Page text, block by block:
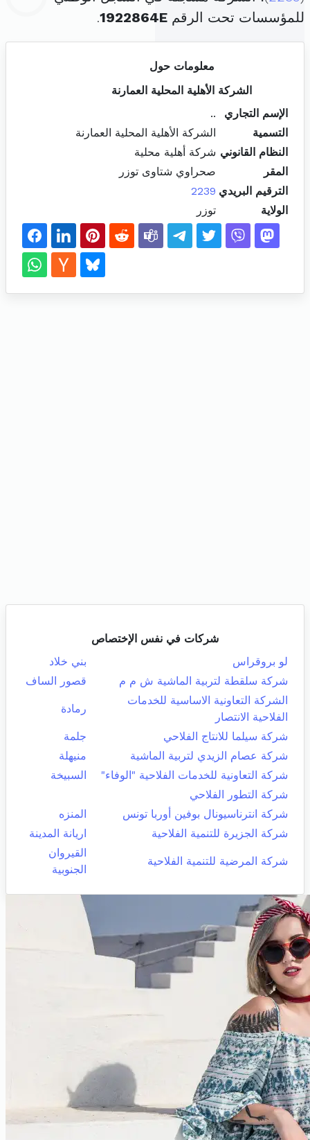
للمؤسسات تحت الرقم 1922864E
.
معلومات حول
الشركة الأهلية المحلية العمارنة
الإسم التجاري
..
التسمية
الشركة الأهلية المحلية العمارنة
النظام القانوني شركة أهلية محلية
المقر
صحراوي شتاوى توزر
الترقيم البريدي 2239
الولاية
توزر
شركات في نفس الإختصاص
لو بروقراس
بني خلاد
شركة سلقطة لتربية الماشية ش م م
قصور الساف
الشركة التعاونية الاساسية للخدمات
الفلاحية الانتصار
رمادة
شركة سيلما للانتاج الفلاحي
جلمة
شركة عصام الزيدي لتربية الماشية
منيهلة
شركة التعاونية للخدمات الفلاحية "الوفاء"
السبيخة
شركة التطور الفلاحي
شركة انترناسيونال بوفين أوربا تونس
المنزه
شركة الجزيرة للتنمية الفلاحية
اريانة المدينة
شركة المرضية للتنمية الفلاحية
القيروان
الجنوبية